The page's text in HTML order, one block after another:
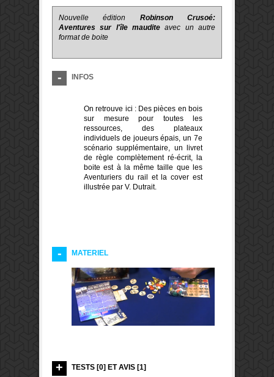
Nouvelle édition Robinson Crusoé:
Aventures sur l'île mauditeavec un autre
format de boite
INFOS
On retrouve ici : Des pièces en bois
sur mesure pour toutes les
ressources, des plateaux
individuels de joueurs épais, un 7e
scénario supplémentaire, un livret
de règle complètement ré-écrit, la
boite est à la même taille que les
Aventuriers du rail et la cover est
illustrée par V. Dutrait.
MATERIEL
TESTS [0] ET AVIS [1]